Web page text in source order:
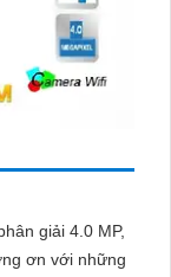
giải 4.0 MP,